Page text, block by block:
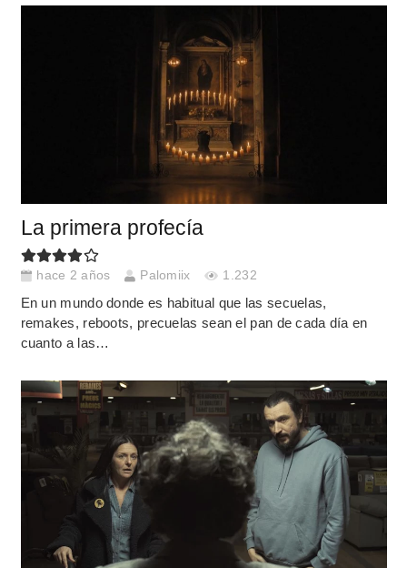
La primera profecía
hace 2 años Palomiix 1.232
En un mundo donde es habitual que las secuelas,
remakes, reboots, precuelas sean el pan de cada día en
cuanto a las…